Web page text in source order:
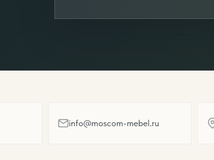
info@moscom-mebel.ru